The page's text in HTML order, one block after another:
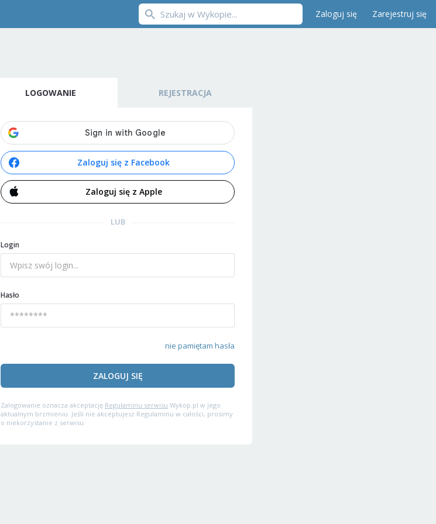
Zaloguj się Zarejestruj się
LOGOWANIE REJESTRACJA
Zaloguj się z Facebook
Zaloguj się z Apple
LUB
Login
Hasło
nie pamiętam hasła
ZALOGUJ SIĘ
Zalogowanie oznacza akceptację Regulaminu serwisu Wykop.pl w jego
aktualnym brzmieniu. Jeśli nie akceptujesz Regulaminu w całości, prosimy
o niekorzystanie z serwisu.